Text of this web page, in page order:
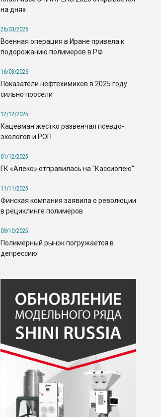
на днях
26/03/2026
Военная операция в Иране привела к
подорожанию полимеров в РФ
16/03/2026
Показатели нефтехимиков в 2025 году
сильно просели
12/12/2025
Кацевман жестко развенчал псевдо-
экологов и РОП
01/12/2025
ГК «Алеко» отправилась на "Кассиопею"
11/11/2025
Финская компания заявила о революции
в рециклинге полимеров
09/10/2025
Полимерный рынок погружается в
депрессию